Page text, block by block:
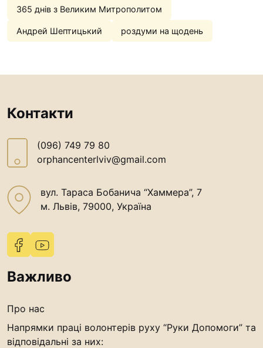
365 днів з Великим Митрополитом
Андрей Шептицький роздуми на щодень
Контакти
(096) 749 79 80
orphancenterlviv@gmail.com
вул. Тараса Бобанича “Хаммера”, 7
м. Львів, 79000, Україна
Важливо
Про нас
Напрямки праці волонтерів руху “Руки Допомоги” та
відповідальні за них: